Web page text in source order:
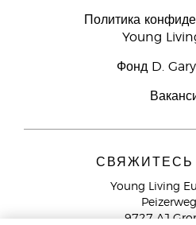
Политика
Young
Фонд D.
СВЯЖИТЕСЬ
Young Living
9727 AJ